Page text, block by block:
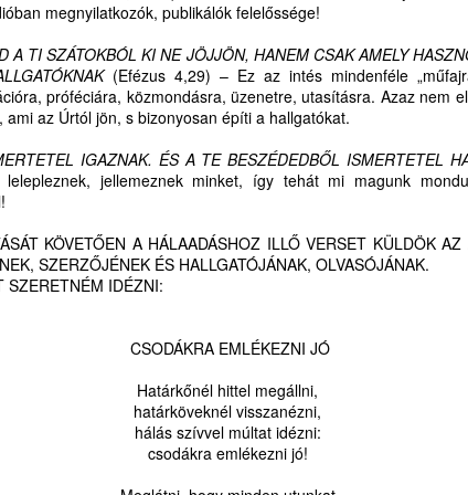
megnyilatkozók, publikálók felelőssége!
A TI SZÁTOKBÓL KI NE JÖJJÖN, HANEM CSAK AMELY
(Efézus 4,29) – Ez az intés mindenféle
próféciára, közmondásra, üzenetre, utasításra. Azaz nem
ami az Úrtól jön, s bizonyosan építi a hallgatókat.
IGAZNAK. ÉS A TE BESZÉDEDBŐL ISMERTETEL
lelepleznek, jellemeznek minket, így tehát mi magunk
KÖVETŐEN A HÁLAADÁSHOZ ILLŐ VERSET KÜLDÖK
SZERZŐJÉNEK ÉS HALLGATÓJÁNAK, OLVASÓJÁNAK.
SZERETNÉM IDÉZNI:
CSODÁKRA EMLÉKEZNI JÓ
Határkőnél hittel megállni,
határköveknél visszanézni,
hálás szívvel múltat idézni:
csodákra emlékezni jó!
BESZÉLŐ KÉPEK:
INTELLIGENCIÁRÓL
KONTRA
INTELLIGENCIÁRÓL
GYEREKEKNEK,
FELNŐTTEKNEK,
intelligencia
ellen ható Isten-adta
lelki kultúrára, a
bibliai hármasra: élő
segítő
AUG
Beszélő képek:
intelligenciáról kontra
Mesterséges
felnőtteknek,
gyermekeknek
MI MÁR ILYEN CSALÁD VAGYUNK – KIVIRÁGZIK A
SPIRITUÁLIS SZÜLINAPI BALLADÁVÁ
ÉS LAPTOPUNKON IS
SZÜLINAPI BALLADÁVÁ